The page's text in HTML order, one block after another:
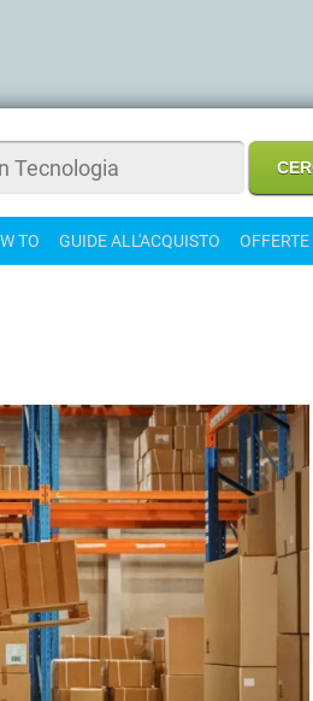
TO GUIDE ALL'ACQUISTO OFFERTE